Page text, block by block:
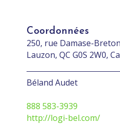
Coordonnées
250, rue Damase-
Lauzon, QC G0S 2W0,
Béland Audet
888 583-3939
http://logi-bel.com/